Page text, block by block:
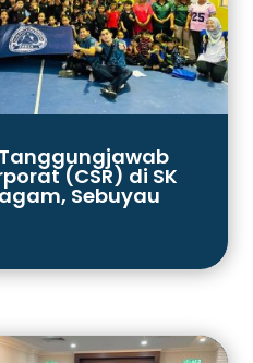
(CSR) di SK
Sebuyau